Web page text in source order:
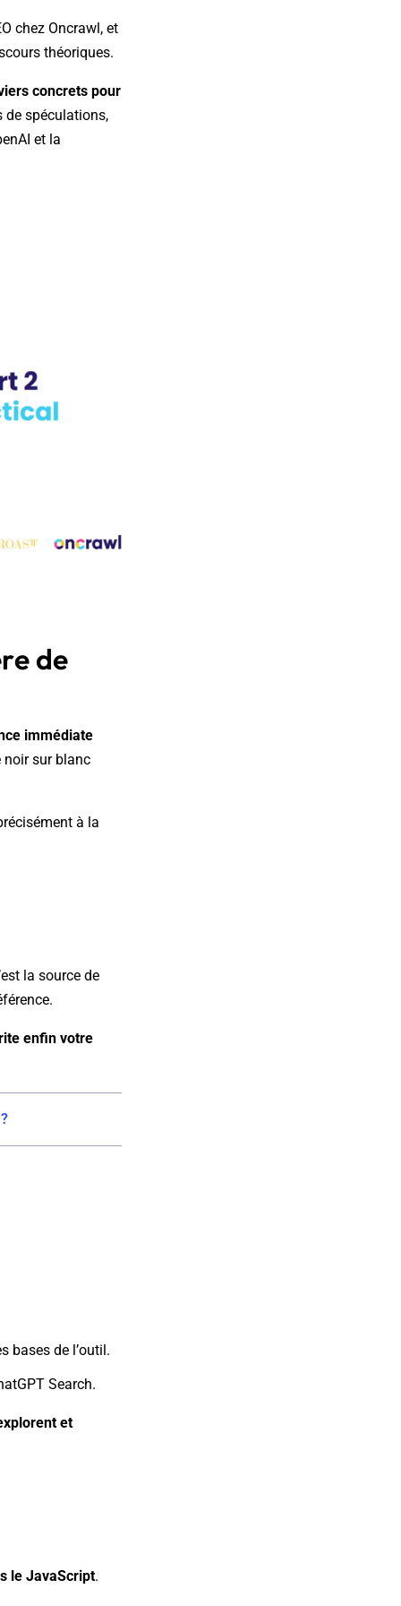
chez Oncrawl, et
théoriques.
concrets pour
de spéculations,
et la
de
immédiate
noir sur blanc
à la
la source de
enfin votre
bases de l’outil.
Search.
et
le JavaScript.